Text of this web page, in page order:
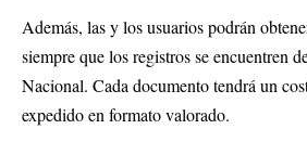
Además, las y los usuarios podrán
siempre que los registros se encuentren
Nacional. Cada documento tendrá un
expedido en formato valorado.